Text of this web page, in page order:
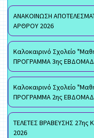
ΑΝΑΚΟΙΝΩΣΗ
ΑΡΘΡΟΥ 2026
Καλοκαιρινό Σχολείο
ΠΡΟΓΡΑΜΜΑ 3ης
Καλοκαιρινό Σχολείο
ΠΡΟΓΡΑΜΜΑ 2ης
ΤΕΛΕΤΕΣ ΒΡΑΒΕΥΣΗΣ 27ης
2026